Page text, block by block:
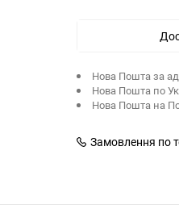
Нова Пошта за
Нова Пошта по
Нова Пошта на
Замовлення по